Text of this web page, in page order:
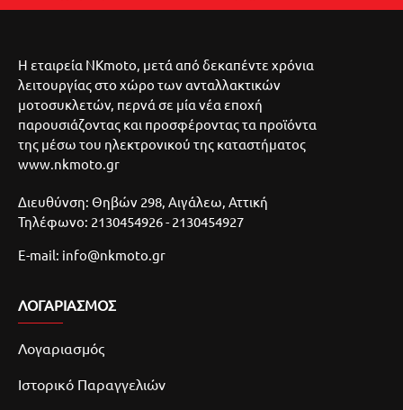
Η εταιρεία NKmoto, μετά από δεκαπέντε χρόνια
λειτουργίας στο χώρο των ανταλλακτικών
μοτοσυκλετών, περνά σε μία νέα εποχή
παρουσιάζοντας και προσφέροντας τα προϊόντα
της μέσω του ηλεκτρονικού της καταστήματος
www.nkmoto.gr
Διευθύνση: Θηβών 298, Αιγάλεω, Αττική
Τηλέφωνο: 2130454926 - 2130454927
E-mail: info@nkmoto.gr
ΛΟΓΑΡΙΑΣΜΌΣ
Λογαριασμός
Ιστορικό Παραγγελιών